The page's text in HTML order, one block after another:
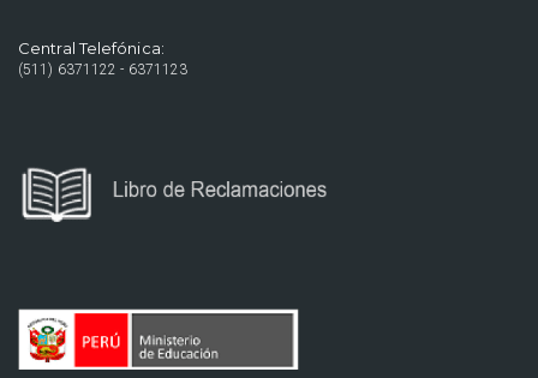
Central Telefónica:
(511) 6371122 - 6371123